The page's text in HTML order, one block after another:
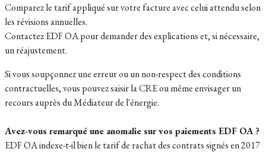
Comparez le tarif appliqué sur votre facture avec celui attendu selon
les révisions annuelles.
Contactez EDF OA pour demander des explications et, si nécessaire,
un réajustement.
Si vous soupçonnez une erreur ou un non-respect des conditions
contractuelles, vous pouvez saisir la CRE ou même envisager un
recours auprès du Médiateur de l'énergie.
Avez-vous remarqué une anomalie sur vos paiements EDF OA ?
EDF OA indexe-t-il bien le tarif de rachat des contrats signés en 2017